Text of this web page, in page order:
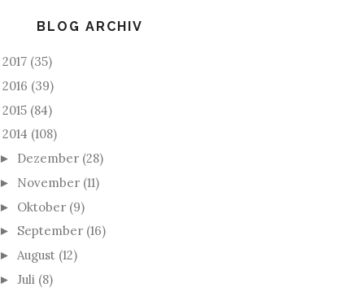
BLOG ARCHIV
2017 (35)
2016 (39)
2015 (84)
2014 (108)
► Dezember (28)
► November (11)
► Oktober (9)
► September (16)
► August (12)
► Juli (8)